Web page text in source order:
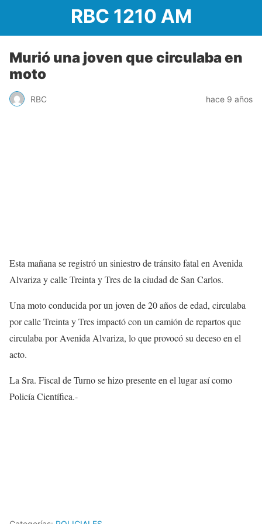
RBC 1210 AM
Murió una joven que circulaba en
moto
RBC hace 9 años
Esta mañana se registró un siniestro de tránsito fatal en Avenida
Alvariza y calle Treinta y Tres de la ciudad de San Carlos.
Una moto conducida por un joven de 20 años de edad, circulaba
por calle Treinta y Tres impactó con un camión de repartos que
circulaba por Avenida Alvariza, lo que provocó su deceso en el
acto.
La Sra. Fiscal de Turno se hizo presente en el lugar así como
Policía Científica.-